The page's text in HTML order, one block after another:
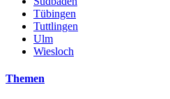
Tübingen
Tuttlingen
Ulm
Wiesloch
Themen